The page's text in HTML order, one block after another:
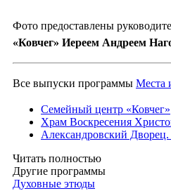
Фото предоставлены
«Ковчег» Иереем Андреем
Все выпуски программы Места
Семейный центр «Ковчег»
Храм Воскресения
Александровский
Читать полностью
Другие программы
Духовные этюды